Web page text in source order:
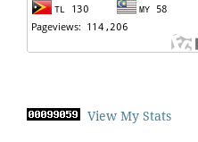
View My Stats